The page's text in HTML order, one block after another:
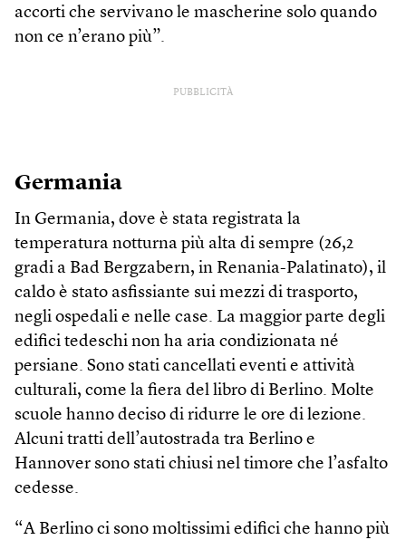
accorti che servivano le mascherine solo quando
non ce n’erano più”.
PUBBLICITÀ
Germania
In Germania, dove è stata registrata la
temperatura notturna più alta di sempre (26,2
gradi a Bad Bergzabern, in Renania-Palatinato), il
caldo è stato asfissiante sui mezzi di trasporto,
negli ospedali e nelle case. La maggior parte degli
edifici tedeschi non ha aria condizionata né
persiane. Sono stati cancellati eventi e attività
culturali, come la fiera del libro di Berlino. Molte
scuole hanno deciso di ridurre le ore di lezione.
Alcuni tratti dell’autostrada tra Berlino e
Hannover sono stati chiusi nel timore che l’asfalto
cedesse.
“A Berlino ci sono moltissimi edifici che hanno più